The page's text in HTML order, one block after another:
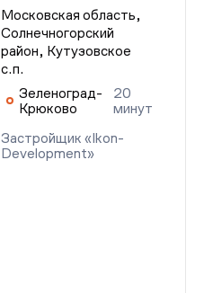
Московская область,
Солнечногорский
район, Кутузовское
с.п.
Зеленоград-
Крюково
20
минут
Застройщик «Ikon-
Development»